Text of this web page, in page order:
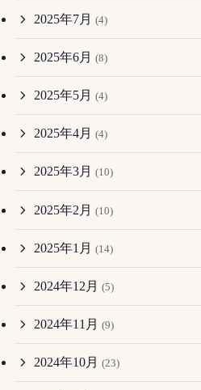
2025年7月 (4)
2025年6月 (8)
2025年5月 (4)
2025年4月 (4)
2025年3月 (10)
2025年2月 (10)
2025年1月 (14)
2024年12月 (5)
2024年11月 (9)
2024年10月 (23)